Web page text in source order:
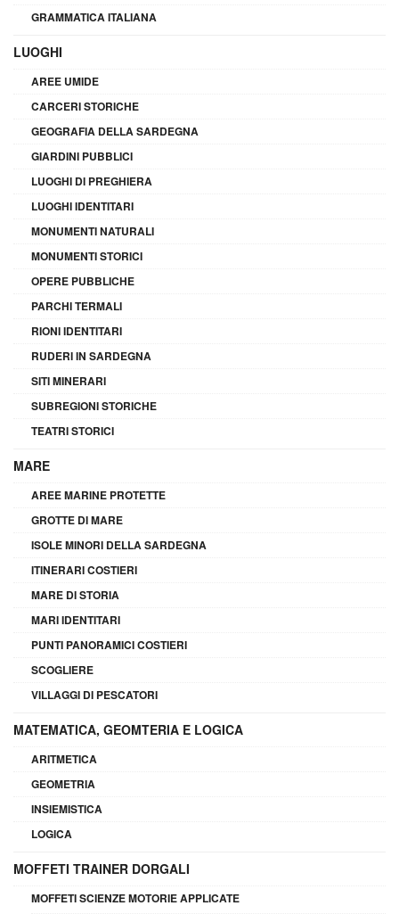
GRAMMATICA ITALIANA
LUOGHI
AREE UMIDE
CARCERI STORICHE
GEOGRAFIA DELLA SARDEGNA
GIARDINI PUBBLICI
LUOGHI DI PREGHIERA
LUOGHI IDENTITARI
MONUMENTI NATURALI
MONUMENTI STORICI
OPERE PUBBLICHE
PARCHI TERMALI
RIONI IDENTITARI
RUDERI IN SARDEGNA
SITI MINERARI
SUBREGIONI STORICHE
TEATRI STORICI
MARE
AREE MARINE PROTETTE
GROTTE DI MARE
ISOLE MINORI DELLA SARDEGNA
ITINERARI COSTIERI
MARE DI STORIA
MARI IDENTITARI
PUNTI PANORAMICI COSTIERI
SCOGLIERE
VILLAGGI DI PESCATORI
MATEMATICA, GEOMTERIA E LOGICA
ARITMETICA
GEOMETRIA
INSIEMISTICA
LOGICA
MOFFETI TRAINER DORGALI
MOFFETI SCIENZE MOTORIE APPLICATE